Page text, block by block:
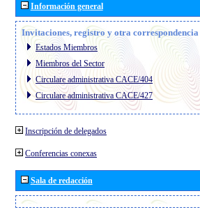
Información general
Invitaciones, registro y otra correspondencia
Estados Miembros
Miembros del Sector
Circulare administrativa CACE/404
Circulare administrativa CACE/427
Inscripción de delegados
Conferencias conexas
Sala de redacción